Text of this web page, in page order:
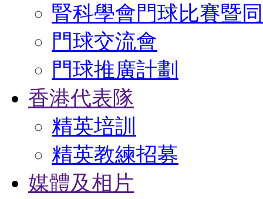
腎科學會門球比賽暨
門球交流會
門球推廣計劃
香港代表隊
精英培訓
精英教練招募
媒體及相片